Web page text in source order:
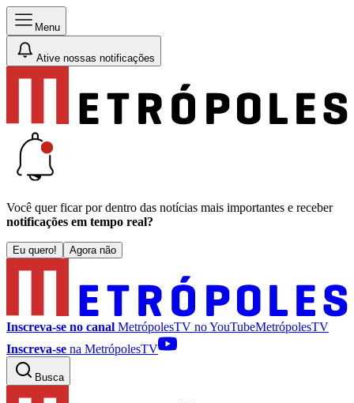
Menu
Ative nossas notificações
Você quer ficar por dentro das notícias mais importantes e receber
notificações em tempo real?
Eu quero! Agora não
Inscreva-se no canal MetrópolesTV noYouTubeMetrópolesTV
Inscreva-se na MetrópolesTV
Busca